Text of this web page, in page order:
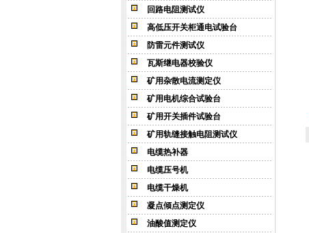
回路电阻测试仪
高低压开关柜通电试验台
防雷元件测试仪
瓦斯继电器校验仪
矿用杂散电流测定仪
矿用电机综合试验台
矿用开关插件试验台
矿用轨缝接触电阻测试仪
电缆热补器
电缆压号机
电缆干燥机
凝点倾点测定仪
油酸值测定仪